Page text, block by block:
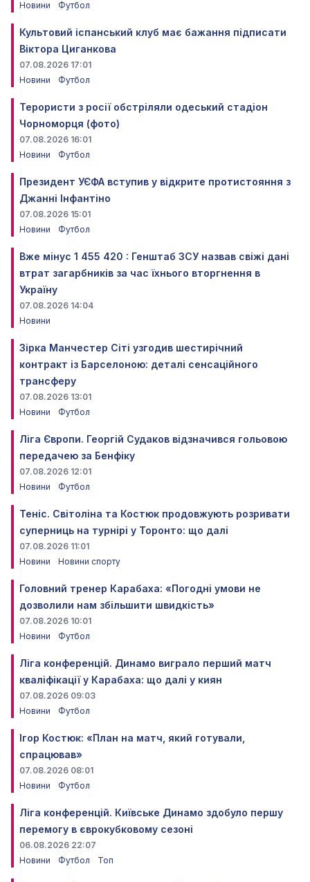
Новини Футбол
Культовий іспанський клуб має бажання підписати
Віктора Циганкова
07.08.2026 17:01
Новини
Футбол
Терористи з росії обстріляли одеський стадіон
Чорноморця (фото)
07.08.2026 16:01
Новини
Футбол
Президент УЄФА вступив у відкрите протистояння з
Джанні Інфантіно
07.08.2026 15:01
Новини
Футбол
Вже мінус 1 455 420 : Генштаб ЗСУ назвав свіжі дані
втрат загарбників за час їхнього вторгнення в
Україну
07.08.2026 14:04
Новини
Зірка Манчестер Сіті узгодив шестирічний
контракт із Барселоною: деталі сенсаційного
трансферу
07.08.2026 13:01
Новини
Футбол
Ліга Європи. Георгій Судаков відзначився гольовою
передачею за Бенфіку
07.08.2026 12:01
Новини
Футбол
Теніс. Світоліна та Костюк продовжують розривати
суперниць на турнірі у Торонто: що далі
07.08.2026 11:01
Новини
Новини спорту
Головний тренер Карабаха: «Погодні умови не
дозволили нам збільшити швидкість»
07.08.2026 10:01
Новини
Футбол
Ліга конференцій. Динамо виграло перший матч
кваліфікації у Карабаха: що далі у киян
07.08.2026 09:03
Новини
Футбол
Ігор Костюк: «План на матч, який готували,
спрацював»
07.08.2026 08:01
Новини
Футбол
Ліга конференцій. Київське Динамо здобуло першу
перемогу в єврокубковому сезоні
06.08.2026 22:07
Новини
Футбол Топ